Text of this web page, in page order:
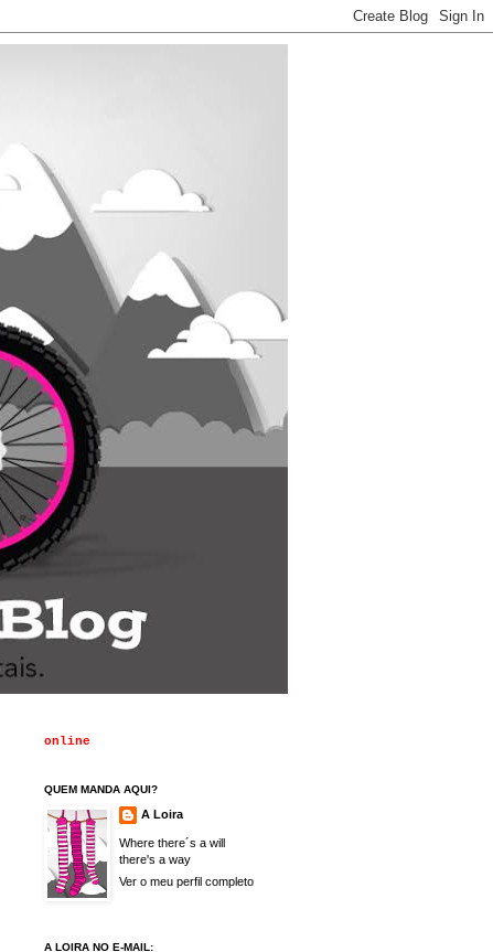
online
QUEM MANDA AQUI?
A Loira
Where there´s a will
there's a way
Ver o meu perfil completo
A LOIRA NO E-MAIL: